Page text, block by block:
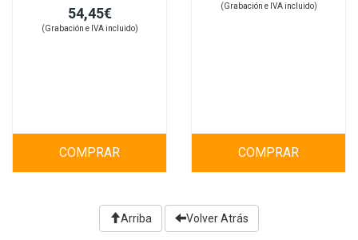
54,45€
(Grabación e IVA incluido)
COMPRAR
(Grabación e IVA incluido)
COMPRAR
Arriba Volver Atrás